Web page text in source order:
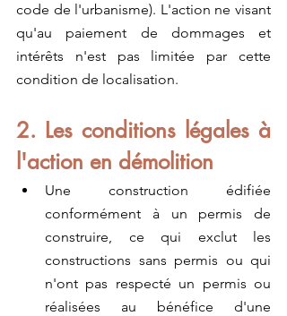
code de l'urbanisme). L'action ne visant
qu'au paiement de dommages et
intérêts n'est pas limitée par cette
condition de localisation.
2. Les conditions légales à
l'action en démolition
Une construction édifiée
conformément à un permis de
construire, ce qui exclut les
constructions sans permis ou qui
n'ont pas respecté un permis ou
réalisées au bénéfice d'une